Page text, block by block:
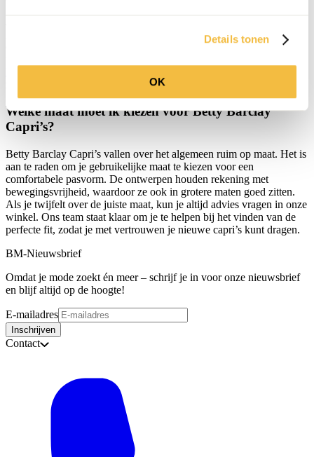
Details tonen
OK
gelegenheden gedragen worden. Of je nu naar een feestje gaat of
een dag op kantoor doorbrengt, deze capri’s bieden de perfecte mix
materialen zorgen ervoor dat je er altijd op je best uitziet.
Welke maat moet ik kiezen voor Betty Barclay
Capri’s?
Betty Barclay Capri’s vallen over het algemeen ruim op maat. Het is
aan te raden om je gebruikelijke maat te kiezen voor een
comfortabele pasvorm. De ontwerpen houden rekening met
bewegingsvrijheid, waardoor ze ook in grotere maten goed zitten.
Als je twijfelt over de juiste maat, kun je altijd advies vragen in onze
winkel. Ons team staat klaar om je te helpen bij het vinden van de
perfecte fit, zodat je met vertrouwen je nieuwe capri’s kunt dragen.
BM-Nieuwsbrief
Omdat je mode zoekt én meer – schrijf je in voor onze nieuwsbrief
en blijf altijd op de hoogte!
E-mailadres
Inschrijven
Contact